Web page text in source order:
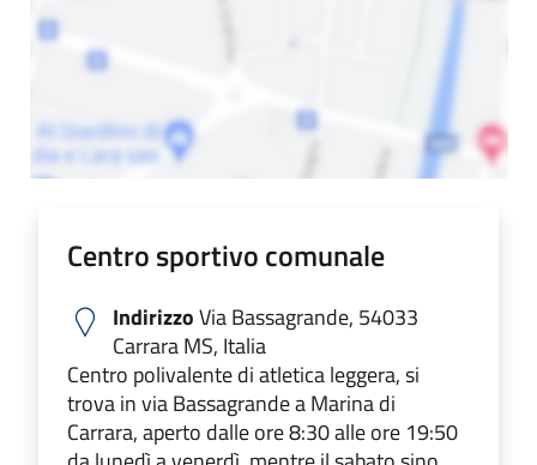
Centro sportivo comunale
IndirizzoVia Bassagrande, 54033
Carrara MS, Italia
Centro polivalente di atletica leggera, si
trova in via Bassagrande a Marina di
Carrara, aperto dalle ore 8:30 alle ore 19:50